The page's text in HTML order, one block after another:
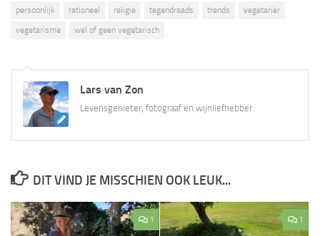
persoonlijk rationeel religie tegendraads trends
vegetariër
vegetarisme
wel of geen vegetarisch
Lars van Zon
Levensgenieter, fotograaf en wijnliefhebber
DIT VIND JE MISSCHIEN OOK LEUK...
1 1